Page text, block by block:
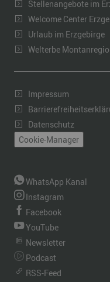
Stellenangebote im
Welcome Center
Urlaub im Erzgebirge
Welterbe
Impressum
Datenschutz
Cookie-Manager
WhatsApp Kanal
Instagram
Facebook
YouTube
Newsletter
Podcast
RSS-Feed